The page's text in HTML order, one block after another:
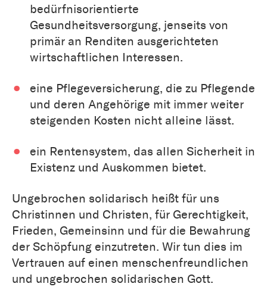
bedürfnisorientierte
Gesundheitsversorgung, jenseits von
primär an Renditen ausgerichteten
wirtschaftlichen Interessen.
eine Pflegeversicherung, die zu Pflegende
und deren Angehörige mit immer weiter
steigenden Kosten nicht alleine lässt.
ein Rentensystem, das allen Sicherheit in
Existenz und Auskommen bietet.
Ungebrochen solidarisch heißt für uns
Christinnen und Christen, für Gerechtigkeit,
Frieden, Gemeinsinn und für die Bewahrung
der Schöpfung einzutreten. Wir tun dies im
Vertrauen auf einen menschenfreundlichen
und ungebrochen solidarischen Gott.